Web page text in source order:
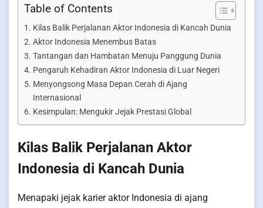
Table of Contents
Kilas Balik Perjalanan Aktor Indonesia di Kancah Dunia
Aktor Indonesia Menembus Batas
Tantangan dan Hambatan Menuju Panggung Dunia
Pengaruh Kehadiran Aktor Indonesia di Luar Negeri
Menyongsong Masa Depan Cerah di Ajang
Internasional
Kesimpulan: Mengukir Jejak Prestasi Global
Kilas Balik Perjalanan Aktor
Indonesia di Kancah Dunia
Menapaki jejak karier aktor Indonesia di ajang